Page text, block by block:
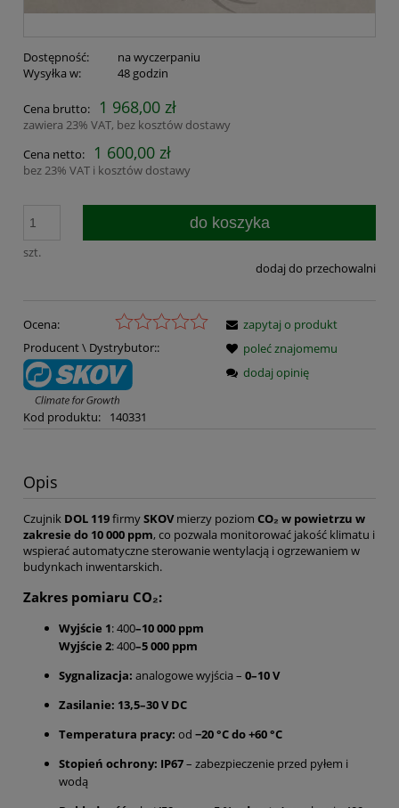
Dostępność:
na wyczerpaniu
Wysyłka w:
48 godzin
Cena brutto: 1 968,00 zł
zawiera 23% VAT, bez kosztów dostawy
Cena netto:
1 600,00 zł
bez 23% VAT i kosztów dostawy
szt.
do koszyka
dodaj do przechowalni
Ocena:
Producent \ Dystrybutor::
Kod produktu: 140331
zapytaj o produkt
poleć znajomemu
dodaj opinię
Opis
Czujnik DOL 119firmySKOVmierzy poziom CO₂ w powietrzu w
zakresie do 10 000 ppm, co pozwala monitorować jakość klimatu i
wspierać automatyczne sterowanie wentylacją i ogrzewaniem w
budynkach inwentarskich.
Zakres pomiaru CO₂:
Wyjście 1: 400–10 000 ppm
Wyjście 2: 400–5 000 ppm
Sygnalizacja: analogowe wyjścia – 0–10 V
Zasilanie: 13,5–30 V DC
Temperatura pracy: od −20 °C do +60 °C
Stopień ochrony: IP67– zabezpieczenie przed pyłem i
wodą